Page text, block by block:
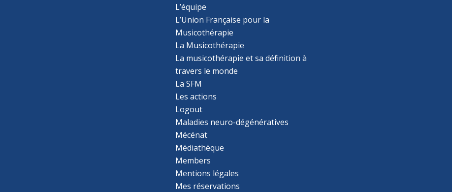
L’équipe
L’Union Française pour la
Musicothérapie
La Musicothérapie
La musicothérapie et sa définition à
travers le monde
La SFM
Les actions
Logout
Maladies neuro-dégénératives
Mécénat
Médiathèque
Members
Mentions légales
Mes réservations